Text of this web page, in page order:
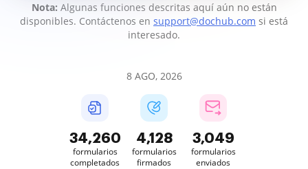
Nota: Algunas funciones descritas aquí aún no están
disponibles. Contáctenos en support@dochub.com si está
interesado.
8 AGO, 2026
34,260
formularios
completados
4,128
formularios
firmados
3,049
formularios
enviados